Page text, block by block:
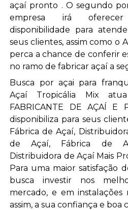
açaí pronto . O segundo
empresa irá
disponibilidade para
seus clientes, assim como o
perca a chance de conferir
no ramo de fabricar açaí a
Busca por açai para
Açaí Tropicália Mix
FABRICANTE DE AÇAÍ E
disponibiliza para seus
Fábrica de Açaí,
de Açaí, Fábrica de
Distribuidora de Açaí Mais
Para uma maior satisfação
busca investir nos
mercado, e em instalações
assim, a sua confiança e boa